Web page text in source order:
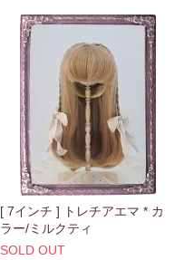
[ 7インチ ] トレチアエマ * カ
ラー/ミルクティ
SOLD OUT